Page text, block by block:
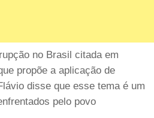
no Brasil citada em
propõe a aplicação de
disse que esse tema é um
pelo povo